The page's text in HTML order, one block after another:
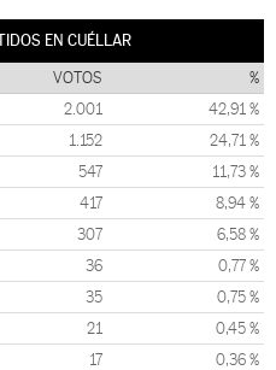
EN CUÉLLAR
VOTOS %
2.001 42,91 %
1.152 24,71 %
547 11,73 %
417 8,94 %
307 6,58 %
36 0,77 %
35 0,75 %
21 0,45 %
17 0,36 %